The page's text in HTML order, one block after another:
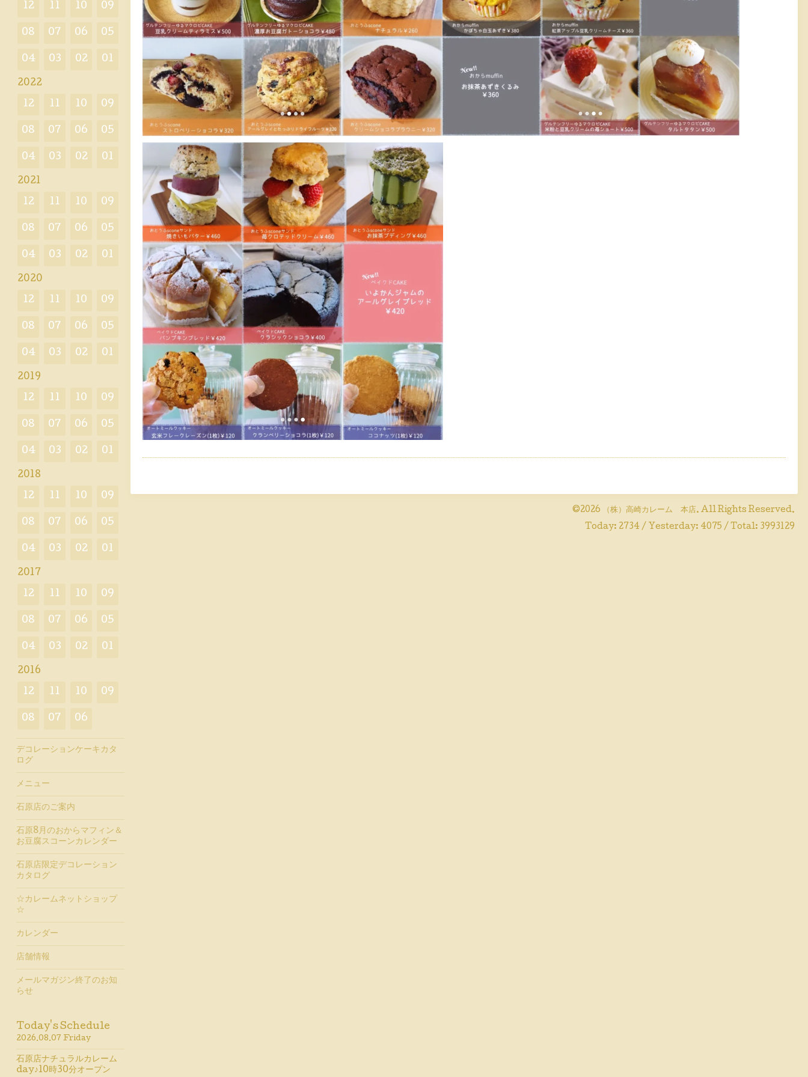
©2026 （株）高崎カレーム 本店. All Rights Reserved.
Today: 2734 / Yesterday: 4075 / Total: 3993129
12 11 10 09
08 07 06 05
04 03 02 01
2022
12 11 10 09
08 07 06 05
04 03 02 01
2021
12 11 10 09
08 07 06 05
04 03 02 01
2020
12 11 10 09
08 07 06 05
04 03 02 01
2019
12 11 10 09
08 07 06 05
04 03 02 01
2018
12 11 10 09
08 07 06 05
04 03 02 01
2017
12 11 10 09
08 07 06 05
04 03 02 01
2016
12 11 10 09
08 07 06
デコレーションケーキカタ
ログ
メニュー
石原店のご案内
石原8月のおからマフィン＆
お豆腐スコーンカレンダー
石原店限定デコレーション
カタログ
☆カレームネットショップ
☆
カレンダー
店舗情報
メールマガジン終了のお知
らせ
Today's Schedule
2026.08.07 Friday
石原店ナチュラルカレーム
day♪10時30分オープン